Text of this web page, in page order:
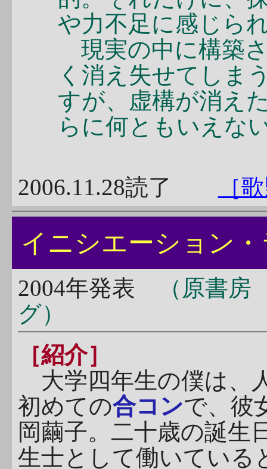
や力不足に感じら
現実の中に構築
く消え失せてしま
すが、虚構が消え
らに何ともいえな
2006.11.28読了 ［
イニシエーショ
2004年発表
（原書
グ）
［紹介］
大学四年生の僕は、
初めての合コンで、彼
岡繭子。二十歳の誕生
生士として働いている